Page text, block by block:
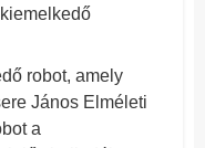
robot, amely
János Elméleti
a